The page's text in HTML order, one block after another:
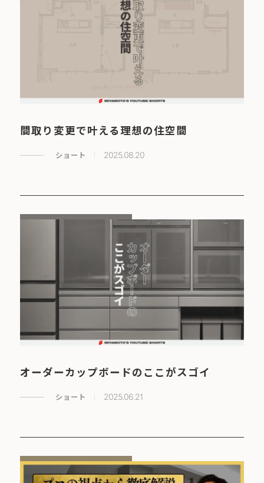
間取り変更で叶える理想の住空間
ショート 2025.08.20
オーダーカップボードのここがスゴイ
ショート 2025.06.21